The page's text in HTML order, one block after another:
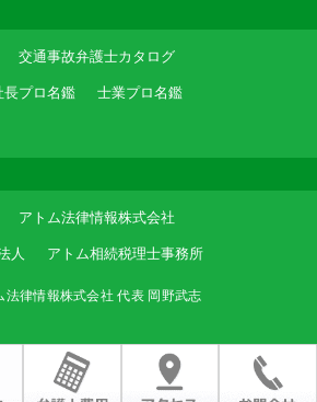
交通事故弁護士カタログ
長プロ名鑑 士業プロ名鑑
アトム法律情報株式会社
人 アトム相続税理士事務所
法律情報株式会社 代表 岡野武志